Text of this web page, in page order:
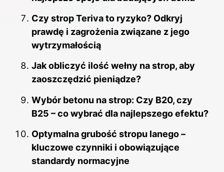
Czy strop Teriva to ryzyko? Odkryj
prawdę i zagrożenia związane z jego
wytrzymałością
Jak obliczyć ilość wełny na strop, aby
zaoszczędzić pieniądze?
Wybór betonu na strop: Czy B20, czy
B25 – co wybrać dla najlepszego efektu?
Optymalna grubość stropu lanego –
kluczowe czynniki i obowiązujące
standardy normacyjne